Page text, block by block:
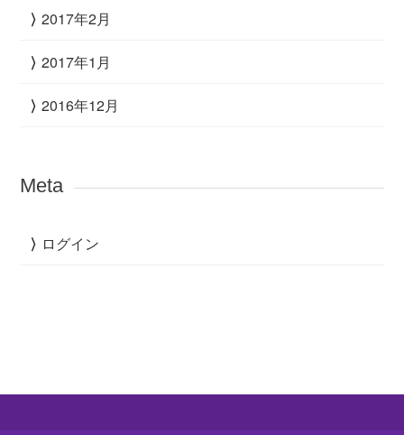
2017年2月
2017年1月
2016年12月
Meta
ログイン